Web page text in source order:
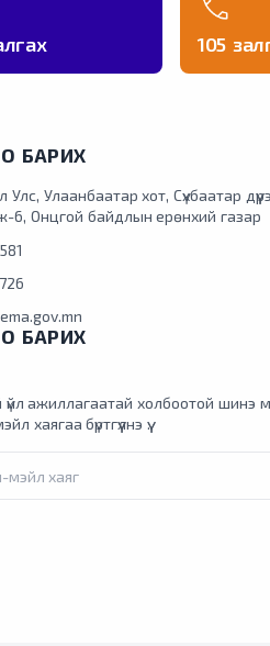
105
БАРИХ
Улс, Улаанбаатар хот, Сүхбаатар
6, Онцгой байдлын ерөнхий газар
БАРИХ
ажиллагаатай холбоотой шинэ
хаягаа бүртгүүлнэ үү.